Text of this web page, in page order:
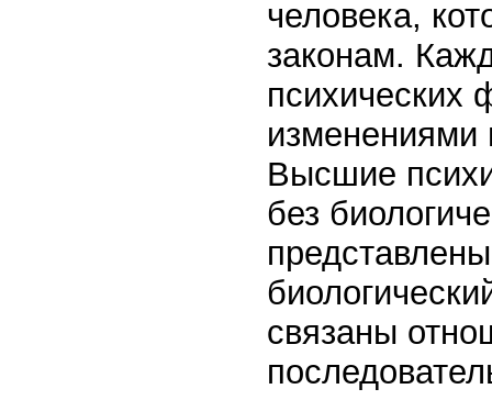
человека,
законам.
психических
изменениями
Высшие
без
связаны